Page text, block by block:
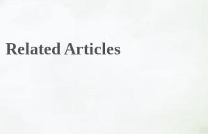
Related Articles